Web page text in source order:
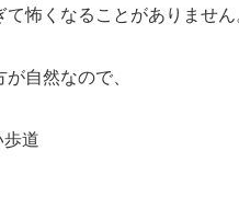
怖くなることがありません
自然なので、
歩道